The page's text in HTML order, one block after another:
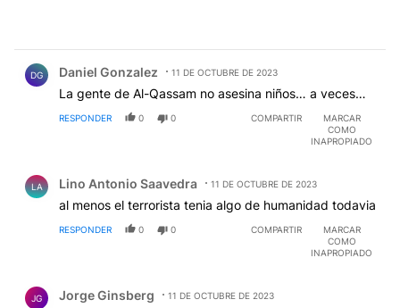
DG Daniel Gonzalez 11 DE OCTUBRE DE 2023
La gente de Al-Qassam no asesina niños… a veces…
RESPONDER 0 0 COMPARTIR
MARCAR
COMO
INAPROPIADO
LA Lino Antonio Saavedra 11 DE OCTUBRE DE 2023
al menos el terrorista tenia algo de humanidad todavia
RESPONDER 0 0 COMPARTIR
MARCAR
COMO
INAPROPIADO
JG Jorge Ginsberg 11 DE OCTUBRE DE 2023